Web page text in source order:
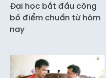
Đại học bắt đầu công
bố điểm chuẩn từ hôm
nay